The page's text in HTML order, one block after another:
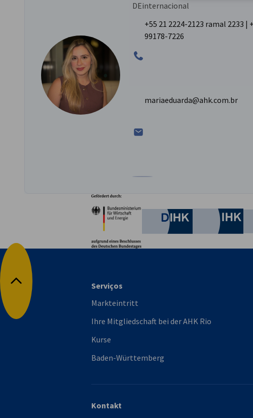
DEinternacional
+55 21 2224-2123 ramal 2233 |
99178-7226
mariaeduarda@ahk.com.br
Deutsche
Nach oben
Serviços
Markteintritt
Ihre Mitgliedschaft bei der AHK Rio
Kurse
Baden-Württemberg
Kontakt